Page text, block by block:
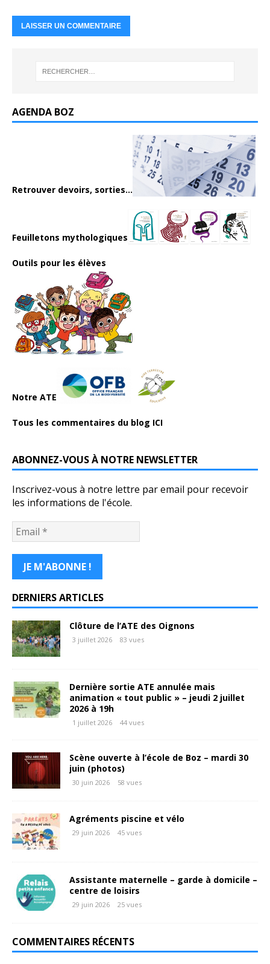
AGENDA BOZ
Retrouver devoirs, sorties...
Feuilletons mythologiques
Outils pour les élèves
Notre ATE
Tous les commentaires du blog ICI
ABONNEZ-VOUS À NOTRE NEWSLETTER
Inscrivez-vous à notre lettre par email pour recevoir
les informations de l'école.
DERNIERS ARTICLES
Clôture de l’ATE des Oignons
3 juillet 2026 83 vues
Dernière sortie ATE annulée mais
animation « tout public » – jeudi 2 juillet
2026 à 19h
1 juillet 2026 44 vues
Scène ouverte à l’école de Boz – mardi 30
juin (photos)
30 juin 2026 58 vues
Agréments piscine et vélo
29 juin 2026 45 vues
Assistante maternelle – garde à domicile –
centre de loisirs
29 juin 2026 25 vues
COMMENTAIRES RÉCENTS